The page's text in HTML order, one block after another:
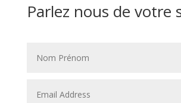
Parlez nous de votre